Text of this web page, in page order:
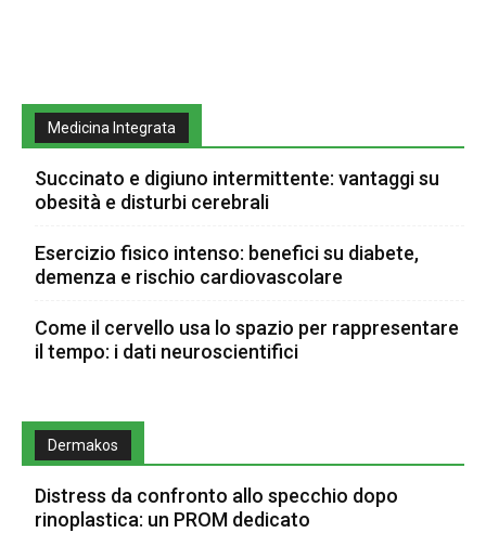
Medicina Integrata
Succinato e digiuno intermittente: vantaggi su
obesità e disturbi cerebrali
Esercizio fisico intenso: benefici su diabete,
demenza e rischio cardiovascolare
Come il cervello usa lo spazio per rappresentare
il tempo: i dati neuroscientifici
Dermakos
Distress da confronto allo specchio dopo
rinoplastica: un PROM dedicato